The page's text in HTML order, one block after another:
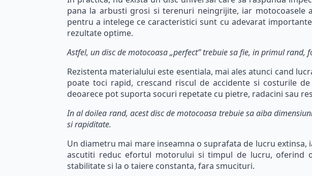
pana la arbusti grosi si terenuri neingrijite, iar
pentru a intelege ce caracteristici sunt cu adevarat
rezultate optime.
Astfel, un disc de motocoasa „perfect” trebuie sa fie, in primul
Rezistenta materialului este esentiala, mai ales atunci cand
poate toci rapid, crescand riscul de accidente si costurile
deoarece pot suporta socuri repetate cu pietre, radacini sau
In al doilea rand, acest disc de motocoasa trebuie sa aiba
si rapiditate.
Un diametru mai mare inseamna o suprafata de lucru
ascutiti reduc efortul motorului si timpul de lucru, oferind
stabilitate si la o taiere constanta, fara smucituri.